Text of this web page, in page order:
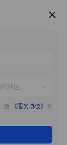
服务推荐
及 《服务协议》 允